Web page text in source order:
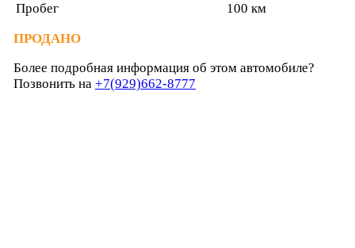
Пробег
100 км
ПРОДАНО
Более подробная информация об этом автомобиле?
Позвонить на +7(929)662-8777